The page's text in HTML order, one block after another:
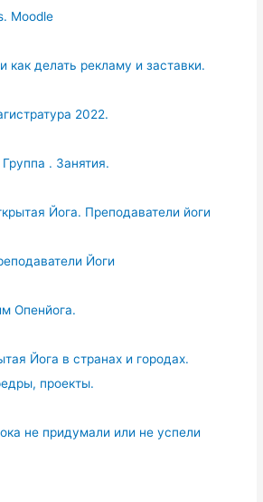
Moodle
как делать рекламу и заставки.
2022.
. Занятия.
Йога. Преподаватели йоги
Йоги
Опенйога.
Йога в странах и городах.
проекты.
не придумали или не успели